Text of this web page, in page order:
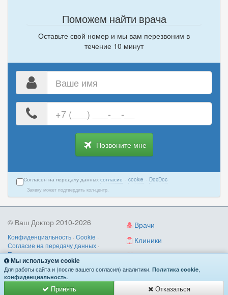
Поможем найти врача
Оставьте свой номер и мы вам перезвоним в
течение 10 минут
номер
телефона
Позвоните мне
Согласен на передачу данных согласие · cookie · DocDoc
Заявку может подтвердить кол-центр.
Врачи
Клиники
Диагностика
© Ваш Доктор 2010-2026
Конфиденциальность · Cookie ·
Согласие на передачу данных ·
Пользовательское соглашение·
Правила записи· Контакты
О нас/как работает/
Имеются противопоказания. Необходима консультация специалиста.
Мы используем cookie
Для работы сайта и (после вашего согласия) аналитики. Политика cookie,
конфиденциальность.
Принять Отказаться